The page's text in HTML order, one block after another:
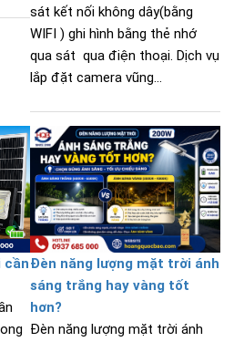
sát kết nối không dây(bằng
WIFI ) ghi hình bằng thẻ nhớ
qua sát qua điện thoại. Dịch vụ
lắp đặt camera vũng...
cầnĐèn năng lượng mặt trời ánh
sáng trắng hay vàng tốt
hơn?
Đèn năng lượng mặt trời ánh